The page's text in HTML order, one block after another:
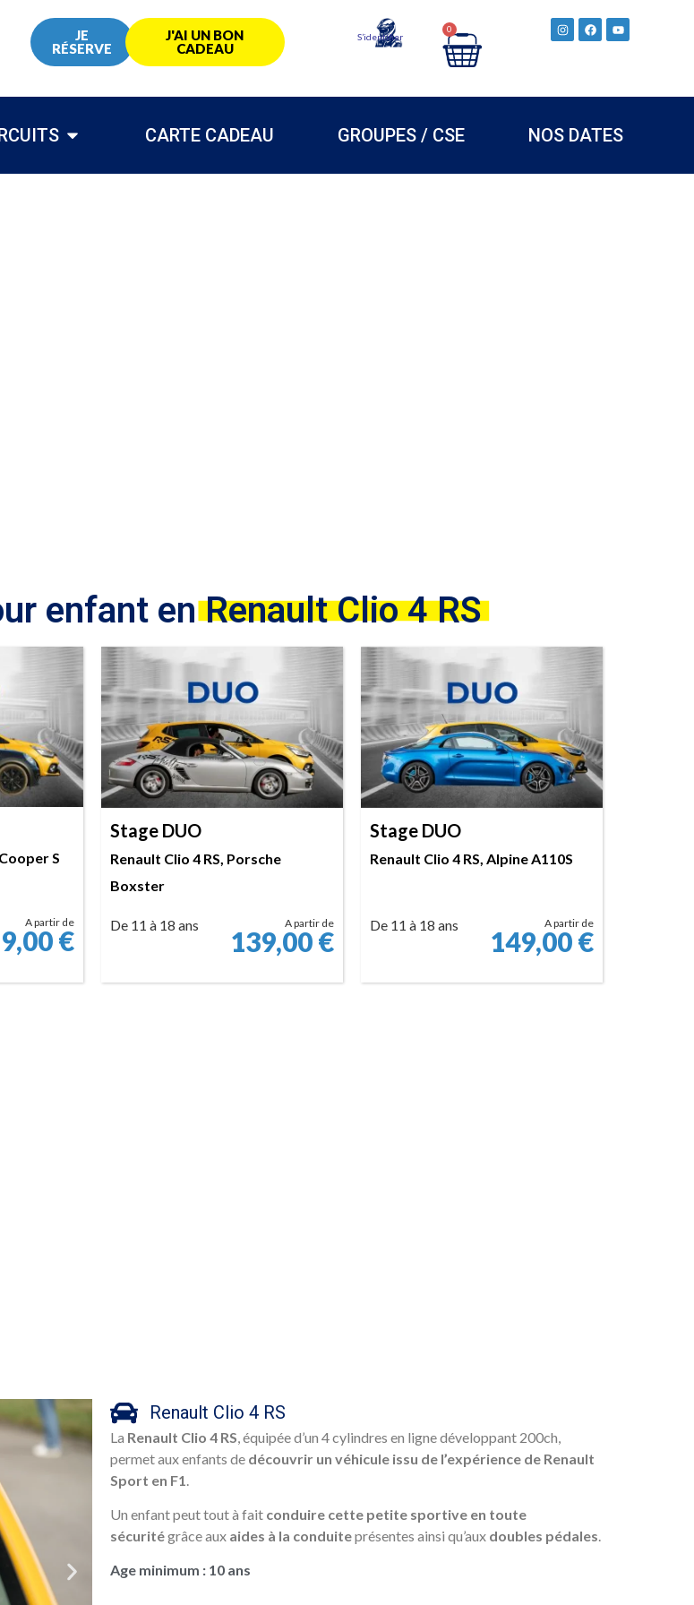
JE
RÉSERVE
J'AI UN BON
CADEAU
S’identifier
0
CARTE CADEAU GROUPES / CSE NOS DATES
enfant enRenault Clio 4 RS​
S
A partir de
€
Stage DUO
Renault Clio 4 RS, Porsche
Boxster
De 11 à 18 ans A partir de
139,00€
Stage DUO
Renault Clio 4 RS, Alpine A110S
De 11 à 18 ans A partir de
149,00€
Renault Clio 4 RS
La Renault Clio 4 RS , équipée d’un 4 cylindres en ligne développant 200ch,
permet aux enfants de découvrir un véhicule issu de l’expérience de Renault
Sport en F1
Un enfant peut tout à fait conduire cette petite sportive en toute
sécuritégrâce aux aides à la conduiteprésentes ainsi qu’aux doubles pédales.
Age minimum : 10 ans